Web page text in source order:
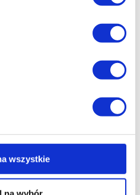
wszystkie
chodaki ortopedyczne
zł